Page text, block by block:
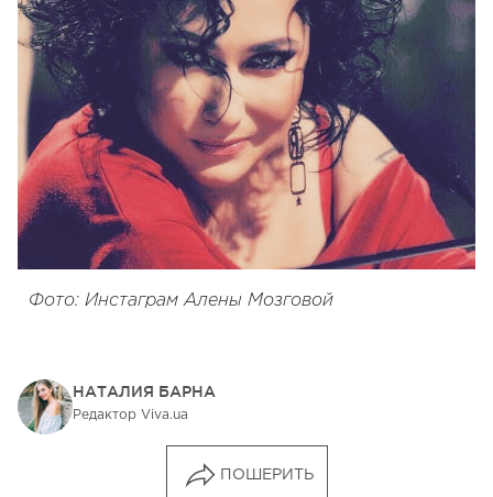
Фото: Инстаграм Алены Мозговой
НАТАЛИЯ БАРНА
Редактор Viva.ua
ПОШЕРИТЬ